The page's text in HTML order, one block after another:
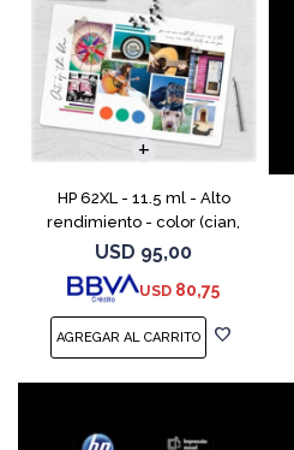
HP 62XL - 11.5 ml - Alto
rendimiento - color (cian,
magenta, amarillo) - original
- cartucho de tinta - para
ENVY 55XX, 56XX, 76
USD 95,00
USD 80,75